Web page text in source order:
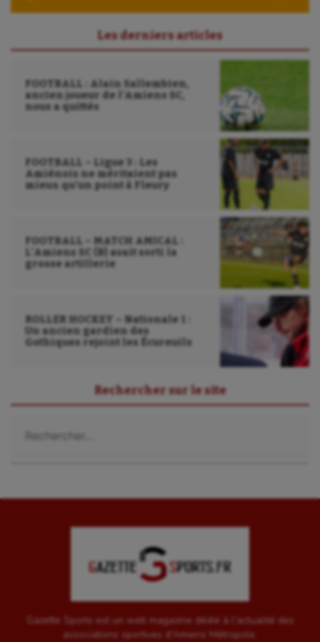
Voile
Wakeboard
Water-polo
Les derniers articles
FOOTBALL : Alain Sallembien,
ancien joueur de l’Amiens SC,
nous a quittés
FOOTBALL – Ligue 3 : Les
Amiénois ne méritaient pas
mieux qu’un point à Fleury
FOOTBALL – MATCH AMICAL :
L’Amiens SC (B) avait sorti la
grosse artillerie
ROLLER HOCKEY – Nationale 1 :
Un ancien gardien des
Gothiques rejoint les Écureuils
Rechercher sur le site
Gazette Sports est un web magazine dédié à l'actualité des
associations sportives d'Amiens Métropole.